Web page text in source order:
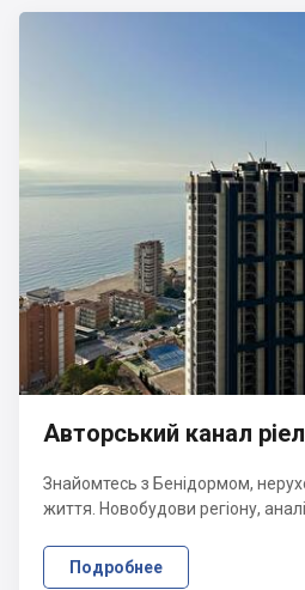
Авторський канал
Знайомтесь з Бенідормом,
життя. Новобудови регіону,
Подробнее